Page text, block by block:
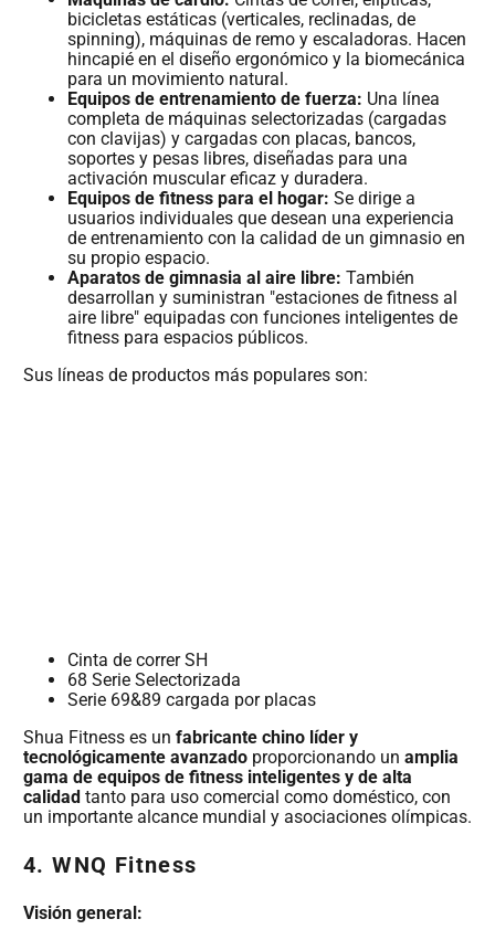
bicicletas estáticas (verticales, reclinadas, de
spinning), máquinas de remo y escaladoras. Hacen
hincapié en el diseño ergonómico y la biomecánica
para un movimiento natural.
Equipos de entrenamiento de fuerza: Una línea
completa de máquinas selectorizadas (cargadas
con clavijas) y cargadas con placas, bancos,
soportes y pesas libres, diseñadas para una
activación muscular eficaz y duradera.
Equipos de fitness para el hogar: Se dirige a
usuarios individuales que desean una experiencia
de entrenamiento con la calidad de un gimnasio en
su propio espacio.
Aparatos de gimnasia al aire libre: También
desarrollan y suministran "estaciones de fitness al
aire libre" equipadas con funciones inteligentes de
fitness para espacios públicos.
Sus líneas de productos más populares son:
Cinta de correr SH
68 Serie Selectorizada
Serie 69&89 cargada por placas
Shua Fitness es un fabricante chino líder y
tecnológicamente avanzado proporcionando un amplia
gama de equipos de fitness inteligentes y de alta
calidad tanto para uso comercial como doméstico, con
un importante alcance mundial y asociaciones olímpicas.
4.WNQ Fitness
Visión general: